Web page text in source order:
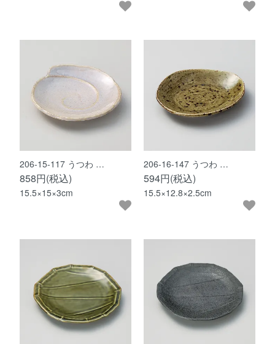
206-15-117 うつわ …
858円(税込)
15.5×15×3cm
206-16-147 うつわ …
594円(税込)
15.5×12.8×2.5cm